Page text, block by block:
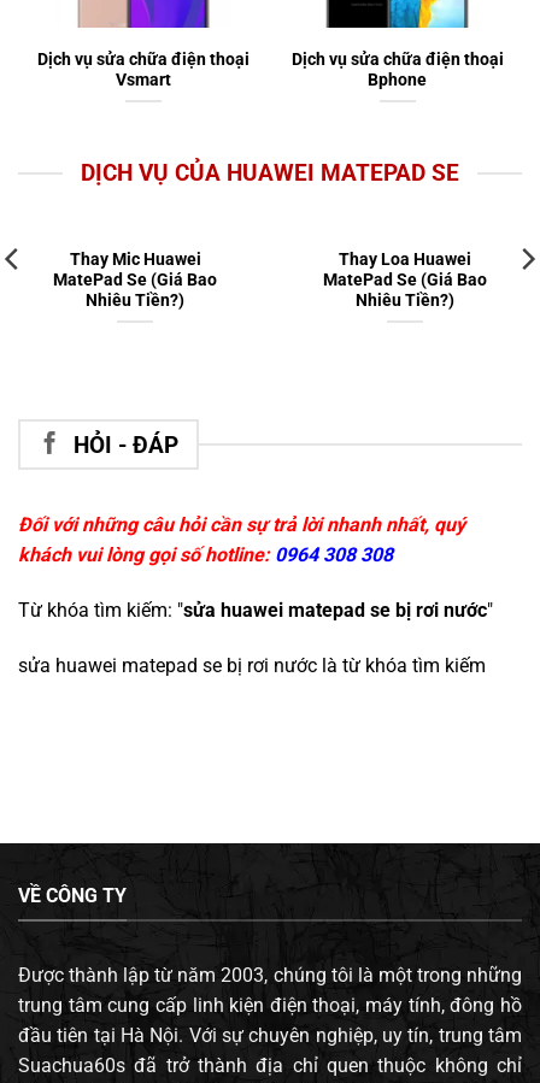
Dịch vụ sửa chữa điện thoại
Vsmart
Dịch vụ sửa chữa điện thoại
Bphone
DỊCH VỤ CỦA HUAWEI MATEPAD SE
Thay Mic Huawei
MatePad Se (Giá Bao
Nhiêu Tiền?)
Thay Loa Huawei
MatePad Se (Giá Bao
Nhiêu Tiền?)
HỎI - ĐÁP
Đối với những câu hỏi cần sự trả lời nhanh nhất, quý
khách vui lòng gọi số hotline: 0964 308 308
Từ khóa tìm kiếm: "sửa huawei matepad se bị rơi nước"
sửa huawei matepad se bị rơi nước là từ khóa tìm kiếm
VỀ CÔNG TY
Được thành lập từ năm 2003, chúng tôi là một trong những
trung tâm cung cấp linh kiện điện thoại, máy tính, đông hồ
đầu tiên tại Hà Nội. Với sự chuyên nghiệp, uy tín, trung tâm
Suachua60s đã trở thành địa chỉ quen thuộc không chỉ